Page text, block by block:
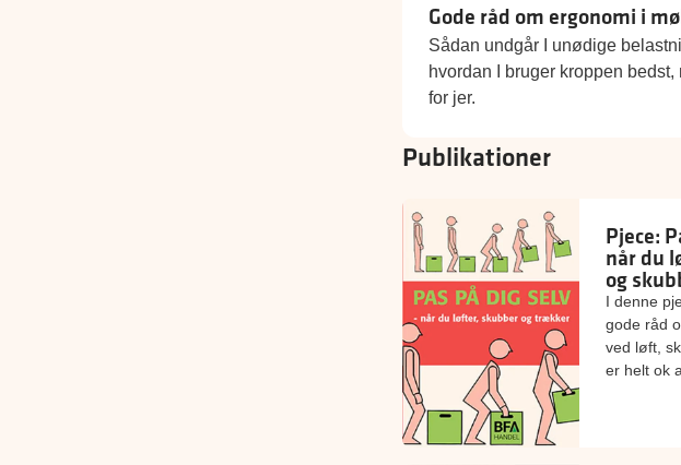
Gode råd om ergonomi i
Sådan undgår I unødige
hvordan I bruger kroppen
for jer.
Publikationer
Pjece:
når du
og
I denne
gode råd
ved løft,
er helt ok